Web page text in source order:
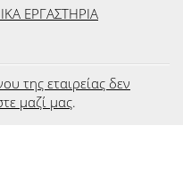
ΕΡΓΑΣΤΗΡΙΑ
της εταιρείας δεν
μαζί μας.